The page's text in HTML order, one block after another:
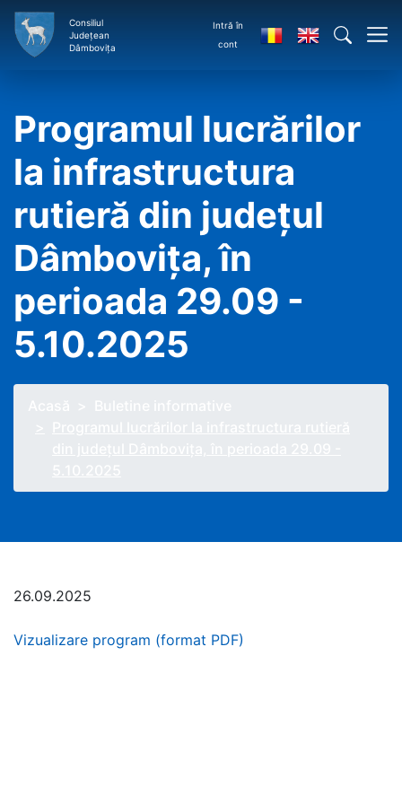
Consiliul
Județean
Dâmbovița
Intră în
cont
Programul lucrărilor
la infrastructura
rutieră din județul
Dâmbovița, în
perioada 29.09 -
5.10.2025
26.09.2025
Vizualizare program (format PDF)